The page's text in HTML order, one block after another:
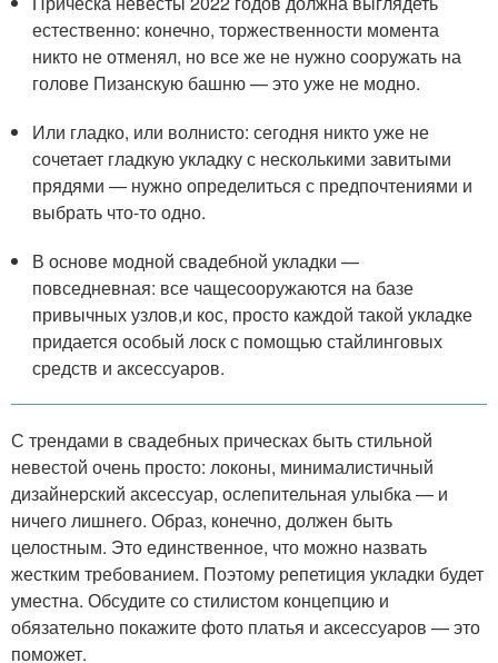
естественно: конечно, торжественности момента
никто не отменял, но все же не нужно сооружать на
голове Пизанскую башню — это уже не модно.
Или гладко, или волнисто: сегодня никто уже не
сочетает гладкую укладку с несколькими завитыми
прядями — нужно определиться с предпочтениями и
выбрать что-то одно.
В основе модной свадебной укладки —
повседневная: все чащесооружаются на базе
привычных узлов,и кос, просто каждой такой укладке
придается особый лоск с помощью стайлинговых
средств и аксессуаров.
С трендами в свадебных прическах быть стильной
невестой очень просто: локоны, минималистичный
дизайнерский аксессуар, ослепительная улыбка — и
ничего лишнего. Образ, конечно, должен быть
целостным. Это единственное, что можно назвать
жестким требованием. Поэтому репетиция укладки будет
уместна. Обсудите со стилистом концепцию и
обязательно покажите фото платья и аксессуаров — это
поможет.